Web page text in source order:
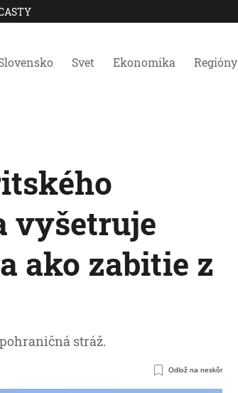
Svet Ekonomika Regióny
vyšetruje
ako zabitie z
stráž.
Odlož na neskôr